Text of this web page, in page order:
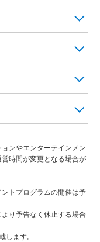
ンやエンターテインメン
時間が変更となる場合が
トプログラムの開催は予
り予告なく休止する場合
ます。